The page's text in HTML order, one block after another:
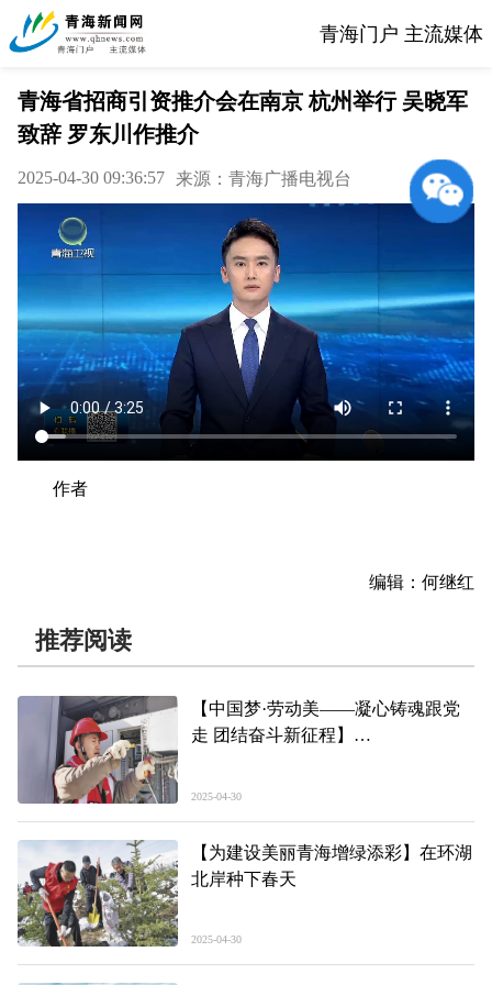
青海门户 主流媒体
青海省招商引资推介会在南京 杭州举行 吴晓军
致辞 罗东川作推介
2025-04-30 09:36:57 来源：青海广播电视台
作者
编辑：何继红
推荐阅读
【中国梦·劳动美——凝心铸魂跟党
走 团结奋斗新征程】
2025-04-30
【为建设美丽青海增绿添彩】在环湖
北岸种下春天
2025-04-30